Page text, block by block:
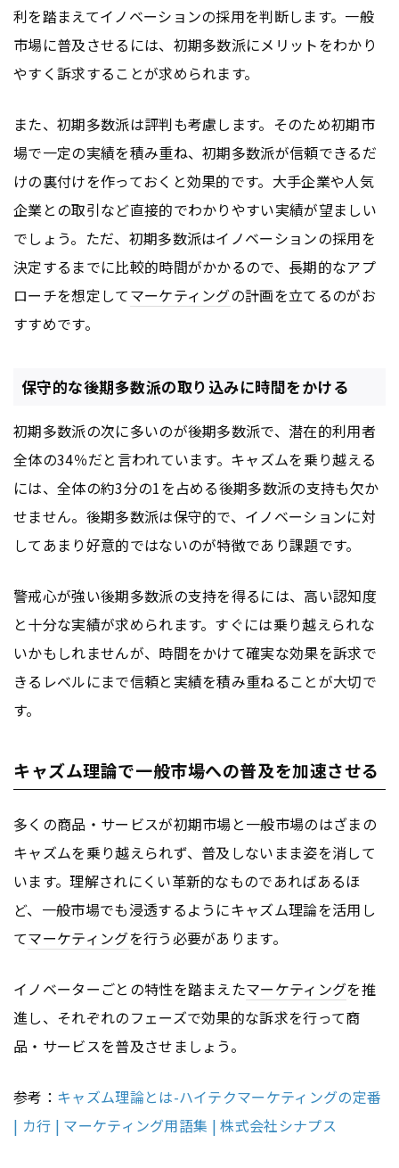
利を踏まえてイノベーションの採用を判断します。一般
市場に普及させるには、初期多数派にメリットをわかり
やすく訴求することが求められます。
また、初期多数派は評判も考慮します。そのため初期市
場で一定の実績を積み重ね、初期多数派が信頼できるだ
けの裏付けを作っておくと効果的です。大手企業や人気
企業との取引など直接的でわかりやすい実績が望ましい
でしょう。ただ、初期多数派はイノベーションの採用を
決定するまでに比較的時間がかかるので、長期的なアプ
ローチを想定してマーケティングの計画を立てるのがお
すすめです。
保守的な後期多数派の取り込みに時間をかける
初期多数派の次に多いのが後期多数派で、潜在的利用者
全体の34％だと言われています。キャズムを乗り越える
には、全体の約3分の1を占める後期多数派の支持も欠か
せません。後期多数派は保守的で、イノベーションに対
してあまり好意的ではないのが特徴であり課題です。
警戒心が強い後期多数派の支持を得るには、高い認知度
と十分な実績が求められます。すぐには乗り越えられな
いかもしれませんが、時間をかけて確実な効果を訴求で
きるレベルにまで信頼と実績を積み重ねることが大切で
す。
キャズム理論で一般市場への普及を加速させる
多くの商品・サービスが初期市場と一般市場のはざまの
キャズムを乗り越えられず、普及しないまま姿を消して
います。理解されにくい革新的なものであればあるほ
ど、一般市場でも浸透するようにキャズム理論を活用し
てマーケティングを行う必要があります。
イノベーターごとの特性を踏まえたマーケティングを推
進し、それぞれのフェーズで効果的な訴求を行って商
品・サービスを普及させましょう。
参考： キャズム理論とは-ハイテクマーケティングの定番
| カ行 | マーケティング用語集 | 株式会社シナプス